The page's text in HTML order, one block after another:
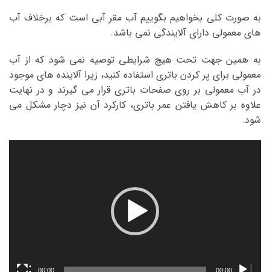
به صورت کلی بخواهیم بگوییم آب مقر آبی است که برخلاف آب
های معمولی دارای آلایندگی نمی باشد.
به همین جهت تحت هیچ شرایطی توصیه نمی شود که از آب
معمولی برای پر کردن باتری استفاده کنید، زیرا آلاینده های موجود
در آب معمولی بر روی صفحات باتری قرار می گیرند و در نهایت
علاوه بر کاهش یافتن عمر باتری، کارکرد آن نیز دچار مشکل می
شود.
00:00
00:00